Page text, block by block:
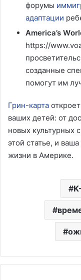
форумы
адаптации
America’s
https://
созданные
помогут им
Грин-карта
ваших детей: от
новых культурных
этой статье, и
жизни в Америке.